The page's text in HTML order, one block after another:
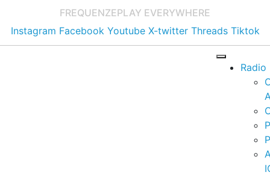
FREQUENZEPLAY EVERYWHERE
Instagram Facebook Youtube X-twitter Threads Tiktok
Radio